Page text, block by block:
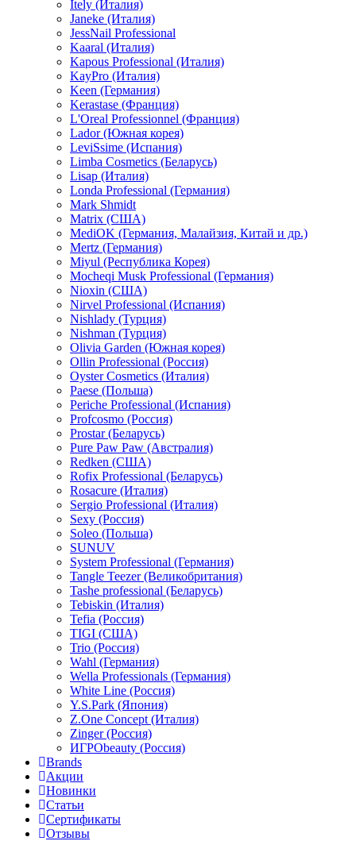
Itely (Италия)
Janeke (Италия)
JessNail Professional
Kaaral (Италия)
Kapous Professional (Италия)
KayPro (Италия)
Keen (Германия)
Kerastase (Франция)
L'Oreal Professionnel (Франция)
Lador (Южная корея)
LeviSsime (Испания)
Limba Cosmetics (Беларусь)
Lisap (Италия)
Londa Professional (Германия)
Mark Shmidt
Matrix (США)
MediOK (Германия, Малайзия, Китай и др.)
Mertz (Германия)
Miyul (Республика Корея)
Mocheqi Musk Professional (Германия)
Nioxin (США)
Nirvel Professional (Испания)
Nishlady (Турция)
Nishman (Турция)
Olivia Garden (Южная корея)
Ollin Professional (Россия)
Oyster Cosmetics (Италия)
Paese (Польша)
Periche Professional (Испания)
Profcosmo (Россия)
Prostar (Беларусь)
Pure Paw Paw (Австралия)
Redken (США)
Rofix Professional (Беларусь)
Rosacure (Италия)
Sergio Professional (Италия)
Sexy (Россия)
Soleo (Польша)
SUNUV
System Professional (Германия)
Tangle Teezer (Великобритания)
Tashe professional (Беларусь)
Tebiskin (Италия)
Tefia (Россия)
TIGI (США)
Trio (Россия)
Wahl (Германия)
Wella Professionals (Германия)
White Line (Россия)
Y.S.Park (Япония)
Z.One Concept (Италия)
Zinger (Россия)
ИГРОbeauty (Россия)
Brands
Акции
Новинки
Статьи
Сертификаты
Отзывы